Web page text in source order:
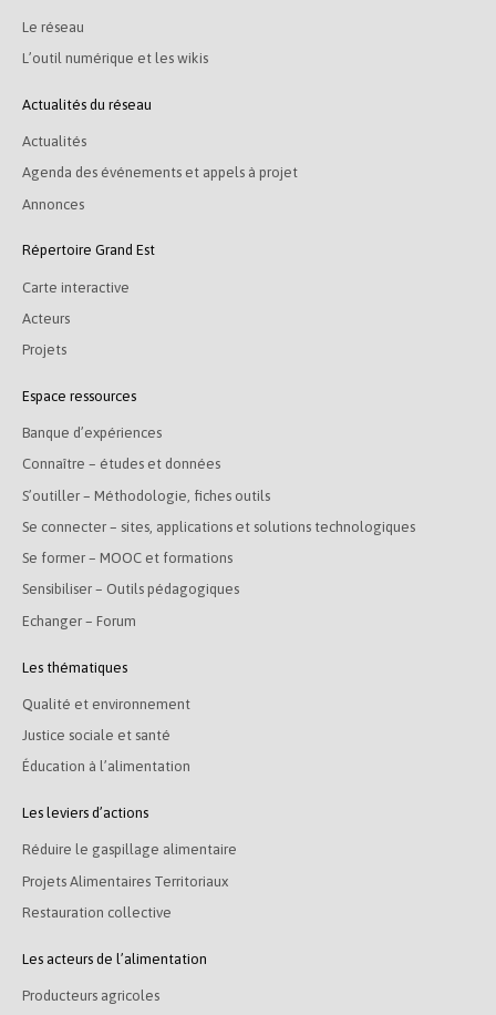
Le réseau
L’outil numérique et les wikis
Actualités du réseau
Actualités
Agenda des événements et appels à projet
Annonces
Répertoire Grand Est
Carte interactive
Acteurs
Projets
Espace ressources
Banque d’expériences
Connaître – études et données
S’outiller – Méthodologie, fiches outils
Se connecter – sites, applications et solutions technologiques
Se former – MOOC et formations
Sensibiliser – Outils pédagogiques
Echanger – Forum
Les thématiques
Qualité et environnement
Justice sociale et santé
Éducation à l’alimentation
Les leviers d’actions
Réduire le gaspillage alimentaire
Projets Alimentaires Territoriaux
Restauration collective
Les acteurs de l’alimentation
Producteurs agricoles